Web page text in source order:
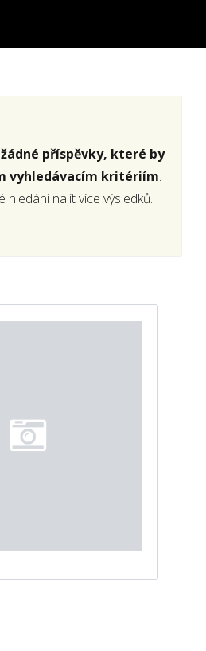
příspěvky, které by
vyhledávacím kritériím.
hledání najít více výsledků.